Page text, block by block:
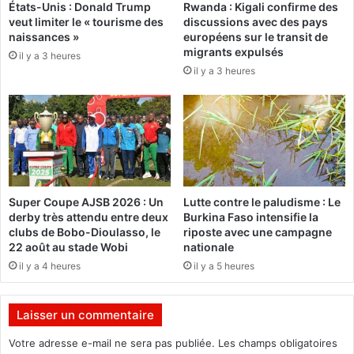
l
d
e
s
u
r
i
t
é
d
e
l
’
N
à
u
m
i
n
a
o
n
d
e
s
t
a
l
n
’
e
États-Unis : Donald Trump
veut limiter le « tourisme des
naissances »
il y a 3 heures
Rwanda : Kigali confirme des
discussions avec des pays
européens sur le transit de
migrants expulsés
il y a 3 heures
Super Coupe AJSB 2026 : Un
derby très attendu entre deux
clubs de Bobo-Dioulasso, le
22 août au stade Wobi
il y a 4 heures
Lutte contre le paludisme : Le
Burkina Faso intensifie la
riposte avec une campagne
nationale
il y a 5 heures
Laisser un commentaire
Votre adresse e-mail ne sera pas publiée. Les champs obligatoires